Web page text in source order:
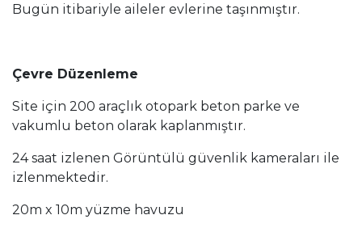
Bugün itibariyle aileler evlerine taşınmıştır.
Çevre Düzenleme
Site için 200 araçlık otopark beton parke ve
vakumlu beton olarak kaplanmıştır.
24 saat izlenen Görüntülü güvenlik kameraları ile
izlenmektedir.
20m x 10m yüzme havuzu